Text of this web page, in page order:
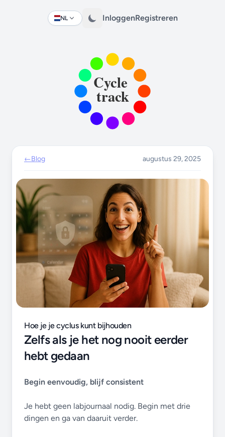
NL
Change language InloggenRegistreren
←Blog augustus 29, 2025
Hoe je je cyclus kunt bijhouden
Zelfs als je het nog nooit eerder
hebt gedaan
Begin eenvoudig, blijf consistent
Je hebt geen labjournaal nodig. Begin met drie
dingen en ga van daaruit verder.